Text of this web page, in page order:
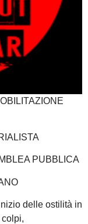
PUBBLICA
delle ostilità in